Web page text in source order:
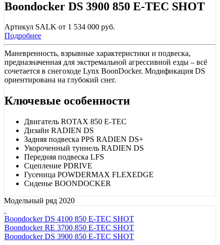
Boondocker DS 3900 850 E-TEC SHOT
Артикул SALK от 1 534 000 руб.
Подробнее
Маневренность, взрывные характеристики и подвеска,
предназначенная для экстремальной агрессивной езды – всё
сочетается в снегоходе Lynx BoonDocker. Модификация DS
ориентирована на глубокий снег.
Ключевые особенности
Двигатель ROTAX 850 E-TEC
Дизайн RADIEN DS
Задняя подвеска PPS RADIEN DS+
Укороченный туннель RADIEN DS
Передняя подвеска LFS
Сцепление PDRIVE
Гусеница POWDERMAX FLEXEDGE
Сиденье BOONDOCKER
Модельный ряд 2020
Boondocker DS 4100 850 E-TEC SHOT
Boondocker RE 3700 850 E-TEC SHOT
Boondocker DS 3900 850 E-TEC SHOT